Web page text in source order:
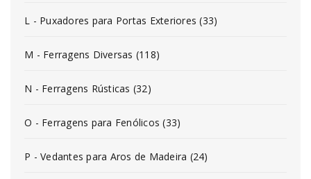
L - Puxadores para Portas Exteriores (33)
M - Ferragens Diversas (118)
N - Ferragens Rústicas (32)
O - Ferragens para Fenólicos (33)
P - Vedantes para Aros de Madeira (24)